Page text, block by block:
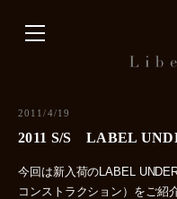
プ
2011/4/19
2011 S/S LABEL
今回は新入荷のLABEL
コンストラクション）をご紹